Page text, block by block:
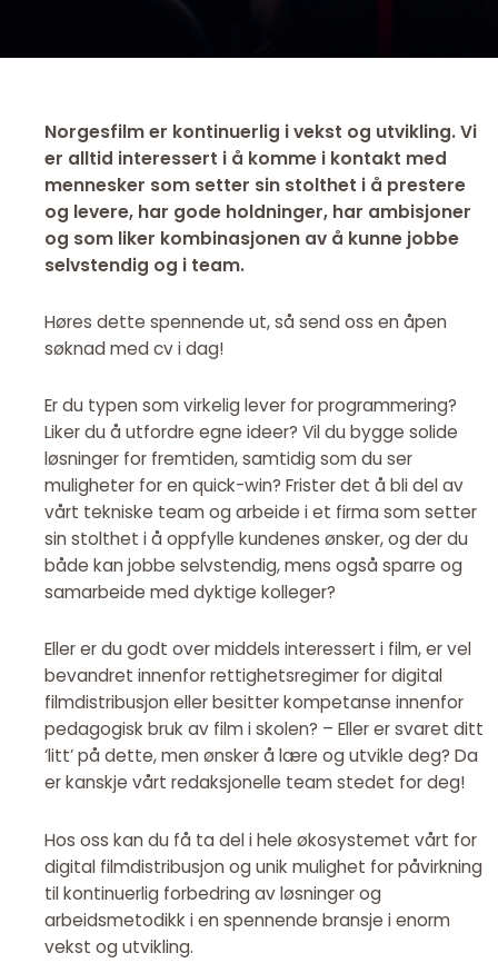
Norgesfilm er kontinuerlig i vekst og utvikling. Vi
er alltid interessert i å komme i kontakt med
mennesker som setter sin stolthet i å prestere
og levere, har gode holdninger, har ambisjoner
og som liker kombinasjonen av å kunne jobbe
selvstendig og i team.
Høres dette spennende ut, så send oss en åpen
søknad med cv i dag!
Er du typen som virkelig lever for programmering?
Liker du å utfordre egne ideer? Vil du bygge solide
løsninger for fremtiden, samtidig som du ser
muligheter for en quick-win? Frister det å bli del av
vårt tekniske team og arbeide i et firma som setter
sin stolthet i å oppfylle kundenes ønsker, og der du
både kan jobbe selvstendig, mens også sparre og
samarbeide med dyktige kolleger?
Eller er du godt over middels interessert i film, er vel
bevandret innenfor rettighetsregimer for digital
filmdistribusjon eller besitter kompetanse innenfor
pedagogisk bruk av film i skolen? – Eller er svaret ditt
‘litt’ på dette, men ønsker å lære og utvikle deg? Da
er kanskje vårt redaksjonelle team stedet for deg!
Hos oss kan du få ta del i hele økosystemet vårt for
digital filmdistribusjon og unik mulighet for påvirkning
til kontinuerlig forbedring av løsninger og
arbeidsmetodikk i en spennende bransje i enorm
vekst og utvikling.